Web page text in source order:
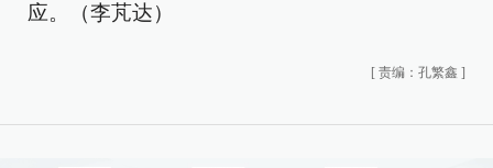
应。（李芃达）
[ 责编：孔繁鑫 ]